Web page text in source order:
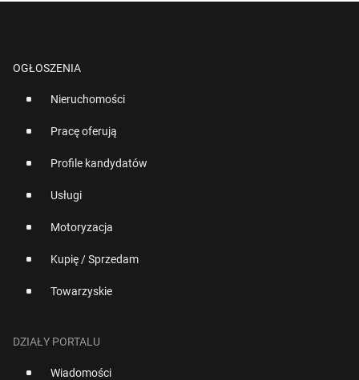
OGŁOSZENIA
Nieruchomości
Pracę oferują
Profile kandydatów
Usługi
Motoryzacja
Kupię / Sprzedam
Towarzyskie
DZIAŁY PORTALU
Wiadomości